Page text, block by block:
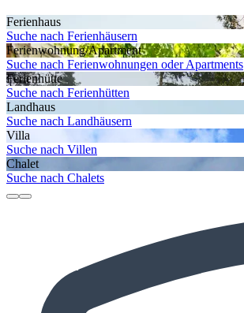
Ferienhaus
Suche nach Ferienhäusern
Ferienwohnung/Apartment
Suche nach Ferienwohnungen oder Apartments
Ferienhütte
Suche nach Ferienhütten
Landhaus
Suche nach Landhäusern
Villa
Suche nach Villen
Chalet
Suche nach Chalets